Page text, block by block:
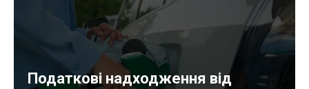
Податкові надходження від